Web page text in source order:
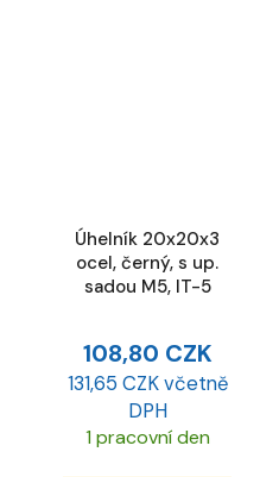
Úhelník 20x20x3
ocel, černý, s up.
sadou M5, IT-5
108,80 CZK
131,65 CZK včetně
DPH
1 pracovní den